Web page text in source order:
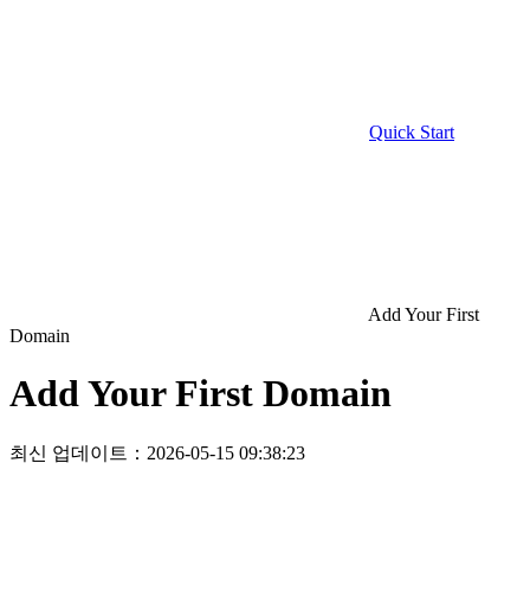
Quick Start
Add Your First
Domain
Add Your First Domain
최신 업데이트：2026-05-15 09:38:23